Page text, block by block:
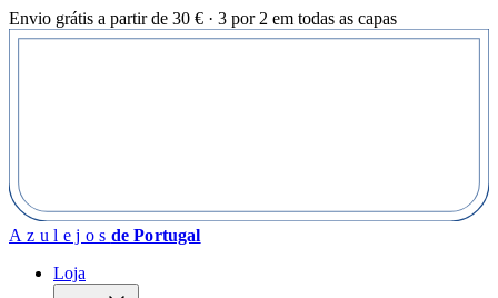
Envio grátis a partir de 30 € · 3 por 2 em todas as capas
Azulejos de Portugal
Loja